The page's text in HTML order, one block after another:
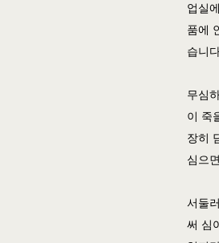
업실
품에
습니
무심
이 죽
장히
심으
서둘
써 심